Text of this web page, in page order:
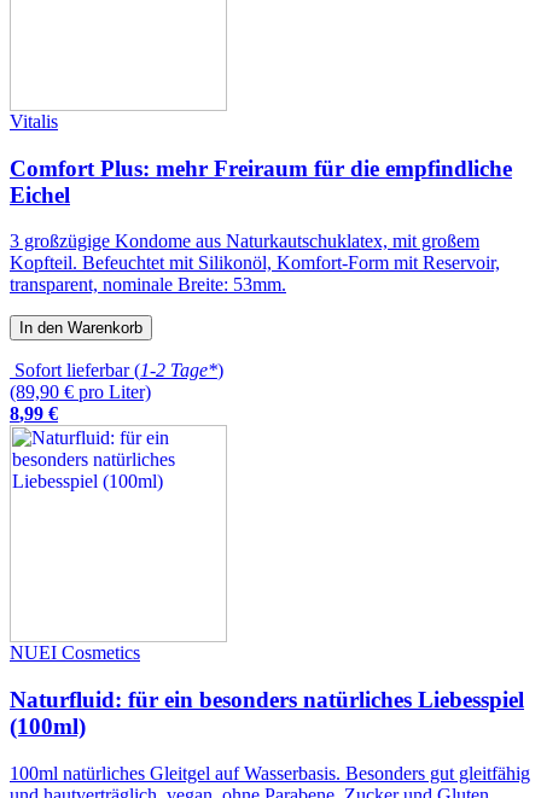
Vitalis
Comfort Plus: mehr Freiraum für die empfindliche
Eichel
3 großzügige Kondome aus Naturkautschuklatex, mit großem
Kopfteil. Befeuchtet mit Silikonöl, Komfort-Form mit Reservoir,
transparent, nominale Breite: 53mm.
In den Warenkorb
Sofort lieferbar (1-2 Tage*)
(89,90 € pro Liter)
8,99 €
NUEI Cosmetics
Naturfluid: für ein besonders natürliches Liebesspiel
(100ml)
100ml natürliches Gleitgel auf Wasserbasis. Besonders gut gleitfähig